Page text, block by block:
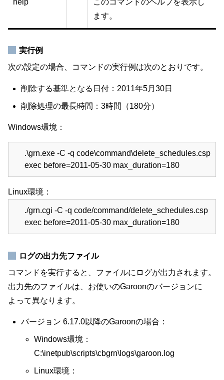
help
このコマンドのヘルプを表示し
ます。
実行例
次の設定の場合、コマンドの実行例は次のとおりです。
削除する基準となる日付：2011年5月30日
削除処理の最長時間：3時間（180分）
Windows環境：
.\grn.exe -C -q code\command\delete_schedules.csp
exec before=2011-05-30 max_duration=180
Linux環境：
./grn.cgi -C -q code/command/delete_schedules.csp
exec before=2011-05-30 max_duration=180
ログの出力先ファイル
コマンドを実行すると、ファイルにログが出力されます。
出力先のファイルは、お使いのGaroonのバージョンに
よって異なります。
バージョン 6.17.0以降のGaroonの場合：
Windows環境：
C:\inetpub\scripts\cbgrn\logs\garoon.log
Linux環境：